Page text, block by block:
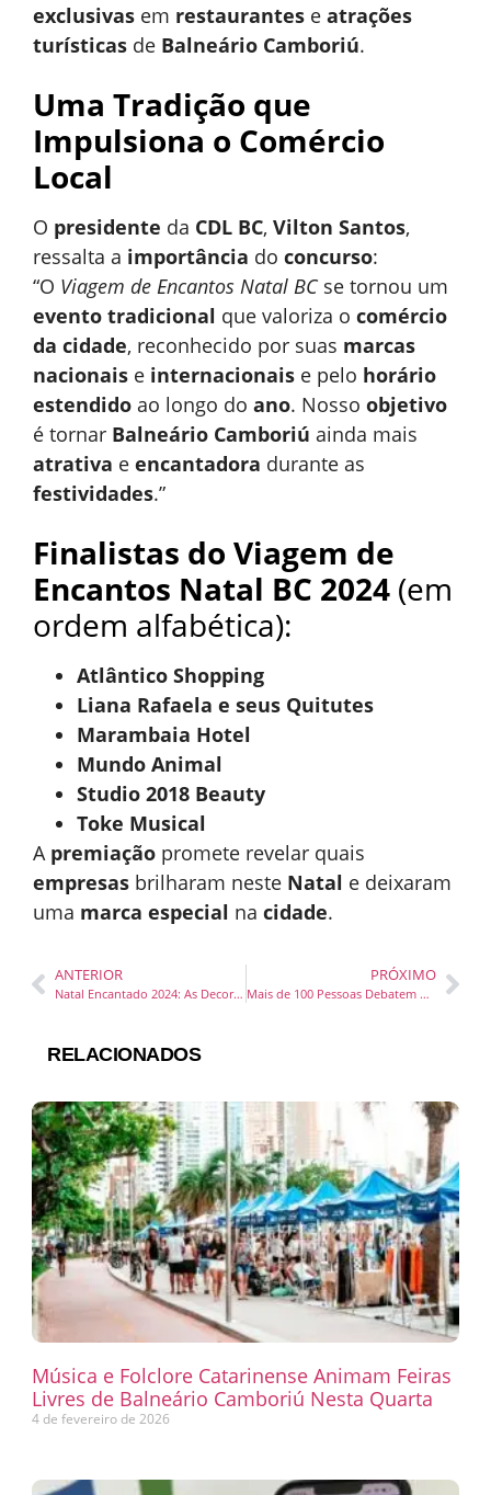
exclusivas em restaurantes e atrações
turísticas de Balneário Camboriú.
Uma Tradição que
Impulsiona o Comércio
Local
O presidente da CDL BC, Vilton Santos,
ressalta a importância do concurso:
“O Viagem de Encantos Natal BC se tornou um
evento tradicional que valoriza o comércio
da cidade, reconhecido por suas marcas
nacionais e internacionais e pelo horário
estendido ao longo do ano. Nosso objetivo
é tornar Balneário Camboriú ainda mais
atrativa e encantadora durante as
festividades.”
Finalistas do Viagem de
Encantos Natal BC 2024 (em
ordem alfabética):
Atlântico Shopping
Liana Rafaela e seus Quitutes
Marambaia Hotel
Mundo Animal
Studio 2018 Beauty
Toke Musical
A premiação promete revelar quais
empresas brilharam neste Natal e deixaram
uma marca especial na cidade.
ANTERIOR
Natal Encantado 2024: As Decorações Mais Impressionantes de Balneário Camboriú Serão Reveladas
PRÓXIMO
Mais de 100 Pessoas Debatem Cidadania em Novo Encontro do Programa de Participação Social do Instituto Araxá em SC
RELACIONADOS
Música e Folclore Catarinense Animam Feiras
Livres de Balneário Camboriú Nesta Quarta
4 de fevereiro de 2026